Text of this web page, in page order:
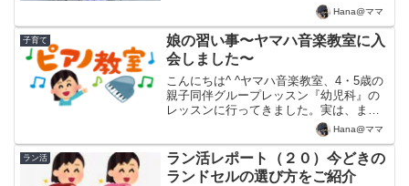
が多いのは分かっていましたが、まさか
の1学年5クラスでした。ただ、同じ保育
園からは7人行ってい...
Hana@ママ
子育て
娘の習い事〜ヤマハ音楽教室に入
会しました〜
こんにちは^ ^ヤマハ音楽教室、4・5歳の
親子同伴グループレッスン『幼児科』の
レッスンに行ってきました。実は、まず
見学をしてから入会を検討しようと思っ
ていたのですが、コロナ影響で体験レッ
スンができないこと、そして2020年6月か
ら開講し、も...
Hana@ママ
ラン活
ラン活レポート（２０）今どきの
ランドセルの選び方をご紹介